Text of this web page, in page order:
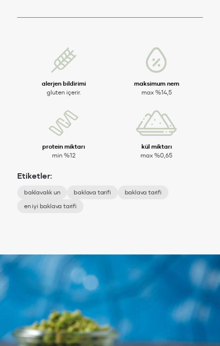
alerjen bildirimi
gluten içerir.
maksimum nem
max %14,5
protein miktarı
min %12
kül miktarı
max %0,65
Etiketler:
baklavalık un baklava tarifi
baklava tarifi
en iyi baklava tarifi